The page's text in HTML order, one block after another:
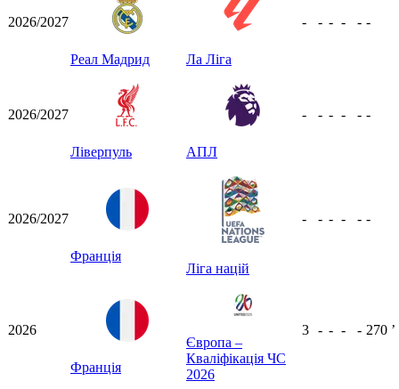
2026/2027
Реал Мадрид Ла Ліга
- - - - - -
2026/2027
Ліверпуль АПЛ
- - - - - -
2026/2027
Франція
Ліга націй
- - - - - -
2026
Франція
Європа –
Кваліфікація ЧС
2026
3 - - - - 270 ʼ